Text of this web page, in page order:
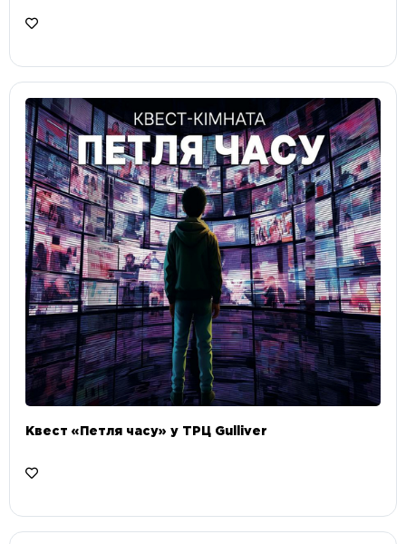
Квест «Петля часу» у ТРЦ Gulliver